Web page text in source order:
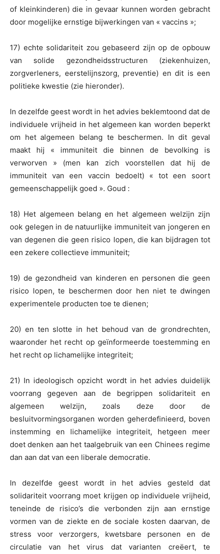
of kleinkinderen) die in gevaar kunnen worden gebracht
door mogelijke ernstige bijwerkingen van « vaccins »;
17) echte solidariteit zou gebaseerd zijn op de opbouw
van solide gezondheidsstructuren (ziekenhuizen,
zorgverleners, eerstelijnszorg, preventie) en dit is een
politieke kwestie (zie hieronder).
In dezelfde geest wordt in het advies beklemtoond dat de
individuele vrijheid in het algemeen kan worden beperkt
om het algemeen belang te beschermen. In dit geval
maakt hij « immuniteit die binnen de bevolking is
verworven » (men kan zich voorstellen dat hij de
immuniteit van een vaccin bedoelt) « tot een soort
gemeenschappelijk goed ». Goud :
18) Het algemeen belang en het algemeen welzijn zijn
ook gelegen in de natuurlijke immuniteit van jongeren en
van degenen die geen risico lopen, die kan bijdragen tot
een zekere collectieve immuniteit;
19) de gezondheid van kinderen en personen die geen
risico lopen, te beschermen door hen niet te dwingen
experimentele producten toe te dienen;
20) en ten slotte in het behoud van de grondrechten,
waaronder het recht op geïnformeerde toestemming en
het recht op lichamelijke integriteit;
21) In ideologisch opzicht wordt in het advies duidelijk
voorrang gegeven aan de begrippen solidariteit en
algemeen welzijn, zoals deze door de
besluitvormingsorganen worden geherdefinieerd, boven
instemming en lichamelijke integriteit, hetgeen meer
doet denken aan het taalgebruik van een Chinees regime
dan aan dat van een liberale democratie.
In dezelfde geest wordt in het advies gesteld dat
solidariteit voorrang moet krijgen op individuele vrijheid,
teneinde de risico’s die verbonden zijn aan ernstige
vormen van de ziekte en de sociale kosten daarvan, de
stress voor verzorgers, kwetsbare personen en de
circulatie van het virus dat varianten creëert, te